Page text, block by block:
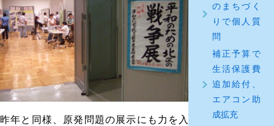
昨年と同様、原発問題の展示にも力を入
のまちづく
りで個人質
問
補正予算で
生活保護費
追加給付、
エアコン助
成拡充